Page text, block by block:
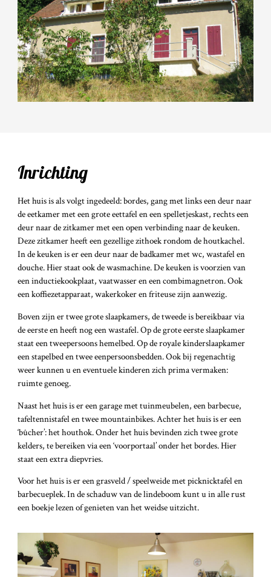
Inrichting
Het huis is als volgt ingedeeld: bordes, gang met links een deur naar
de eetkamer met een grote eettafel en een spelletjeskast, rechts een
deur naar de zitkamer met een open verbinding naar de keuken.
Deze zitkamer heeft een gezellige zithoek rondom de houtkachel.
In de keuken is er een deur naar de badkamer met wc, wastafel en
douche. Hier staat ook de wasmachine. De keuken is voorzien van
een inductiekookplaat, vaatwasser en een combimagnetron. Ook
een koffiezetapparaat, wakerkoker en friteuse zijn aanwezig.
Boven zijn er twee grote slaapkamers, de tweede is bereikbaar via
de eerste en heeft nog een wastafel. Op de grote eerste slaapkamer
staat een tweepersoons hemelbed. Op de royale kinderslaapkamer
een stapelbed en twee eenpersoonsbedden. Ook bij regenachtig
weer kunnen u en eventuele kinderen zich prima vermaken:
ruimte genoeg.
Naast het huis is er een garage met tuinmeubelen, een barbecue,
tafeltennistafel en twee mountainbikes. Achter het huis is er een
‘bûcher’: het houthok. Onder het huis bevinden zich twee grote
kelders, te bereiken via een ‘voorportaal’ onder het bordes. Hier
staat een extra diepvries.
Voor het huis is er een grasveld / speelweide met picknicktafel en
barbecueplek. In de schaduw van de lindeboom kunt u in alle rust
een boekje lezen of genieten van het weidse uitzicht.